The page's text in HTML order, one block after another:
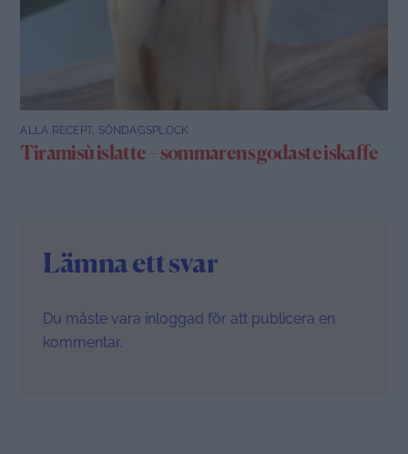
ALLA RECEPT, SÖNDAGSPLOCK
Tiramisù islatte – sommarens godaste iskaffe
Lämna ett svar
Du måste vara inloggad för att publicera en
kommentar.